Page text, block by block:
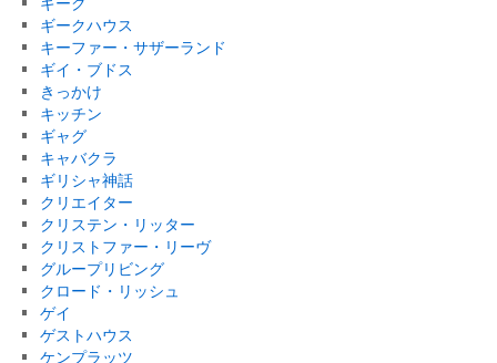
ギークハウス
キーファー・サザーランド
ギイ・ブドス
きっかけ
キッチン
ギャグ
キャバクラ
ギリシャ神話
クリエイター
クリステン・リッター
クリストファー・リーヴ
グループリビング
クロード・リッシュ
ゲイ
ゲストハウス
ケンプラッツ